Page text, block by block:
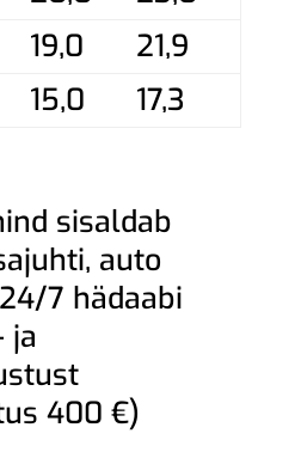
19,0
21,9
15,0 17,3
sisaldab
auto
7 hädaabi
ja
400 €)